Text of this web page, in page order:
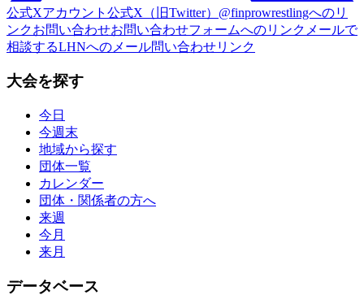
公式Xアカウント 公式X（旧Twitter）@finprowrestlingへのリ
ンクお問い合わせお問い合わせフォームへのリンク メールで
相談するLHNへのメール問い合わせリンク
大会を探す
今日
今週末
地域から探す
団体一覧
カレンダー
団体・関係者の方へ
来週
今月
来月
データベース